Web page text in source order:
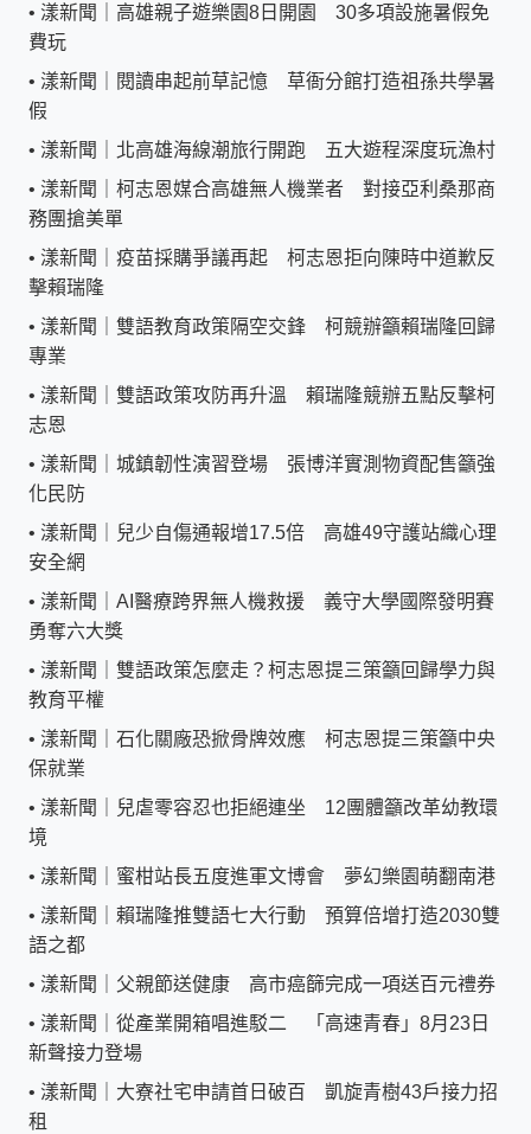
• 漾新聞｜高雄親子遊樂園8日開園 30多項設施暑假免
費玩
• 漾新聞｜閱讀串起前草記憶 草衙分館打造祖孫共學暑
假
• 漾新聞｜北高雄海線潮旅行開跑 五大遊程深度玩漁村
• 漾新聞｜柯志恩媒合高雄無人機業者 對接亞利桑那商
務團搶美單
• 漾新聞｜疫苗採購爭議再起 柯志恩拒向陳時中道歉反
擊賴瑞隆
• 漾新聞｜雙語教育政策隔空交鋒 柯競辦籲賴瑞隆回歸
專業
• 漾新聞｜雙語政策攻防再升溫 賴瑞隆競辦五點反擊柯
志恩
• 漾新聞｜城鎮韌性演習登場 張博洋實測物資配售籲強
化民防
• 漾新聞｜兒少自傷通報增17.5倍 高雄49守護站織心理
安全網
• 漾新聞｜AI醫療跨界無人機救援 義守大學國際發明賽
勇奪六大獎
• 漾新聞｜雙語政策怎麼走？柯志恩提三策籲回歸學力與
教育平權
• 漾新聞｜石化關廠恐掀骨牌效應 柯志恩提三策籲中央
保就業
• 漾新聞｜兒虐零容忍也拒絕連坐 12團體籲改革幼教環
境
• 漾新聞｜蜜柑站長五度進軍文博會 夢幻樂園萌翻南港
• 漾新聞｜賴瑞隆推雙語七大行動 預算倍增打造2030雙
語之都
• 漾新聞｜父親節送健康 高市癌篩完成一項送百元禮券
• 漾新聞｜從產業開箱唱進駁二 「高速青春」8月23日
新聲接力登場
• 漾新聞｜大寮社宅申請首日破百 凱旋青樹43戶接力招
租